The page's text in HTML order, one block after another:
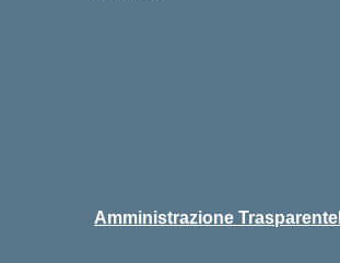
Amministrazione Trasparente